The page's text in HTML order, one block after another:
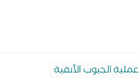
عملية الجيوب الأنفية